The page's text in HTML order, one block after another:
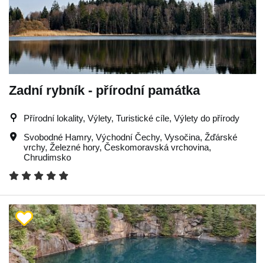
Zadní rybník - přírodní památka
Přírodní lokality, Výlety, Turistické cíle, Výlety do přírody
Svobodné Hamry, Východní Čechy, Vysočina, Žďárské
vrchy, Železné hory, Českomoravská vrchovina,
Chrudimsko